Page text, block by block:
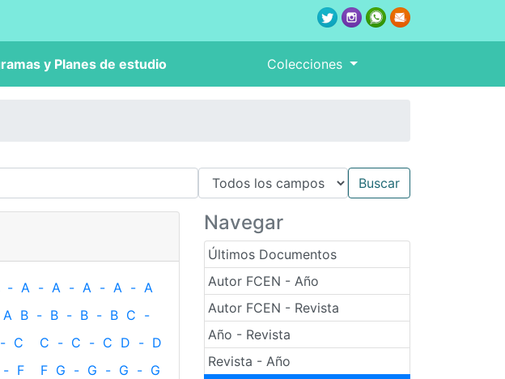
y Planes de estudio Colecciones
Navegar
Últimos Documentos
Autor FCEN - Año
Autor FCEN - Revista
Año - Revista
Revista - Año
- A - A - A - A - A
A B - B - B - B C -
- C C - C - C D - D
- F F G - G - G - G